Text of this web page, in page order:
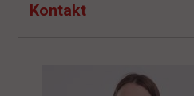
Kontakt